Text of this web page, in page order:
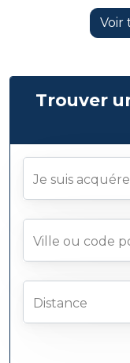
Voir
Trouver
Je suis
Ville ou code
Distance